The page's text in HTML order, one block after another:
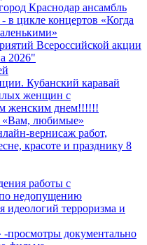
Краснодар ансамбль
в цикле концертов «Когда
Всероссийской акции
2026"
Кубанский каравай
женщин с
женским днем!!!!!!
«Вам, любимые»
вернисаж работ,
красоте и празднику 8
работы с
недопущению
идеологий терроризма и
-просмотры документально